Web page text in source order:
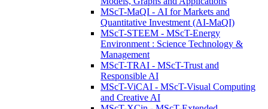
MScT-MaQI - AI for Markets and
Quantitative Investment (AI-MaQI)
MScT-STEEM - MScT-Energy
Environment : Science Technology &
Management
MScT-TRAI - MScT-Trust and
Responsible AI
MScT-ViCAI - MScT-Visual Computing
and Creative AI